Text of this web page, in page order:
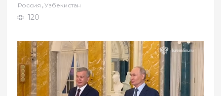
Россия ,Узбекистан
120